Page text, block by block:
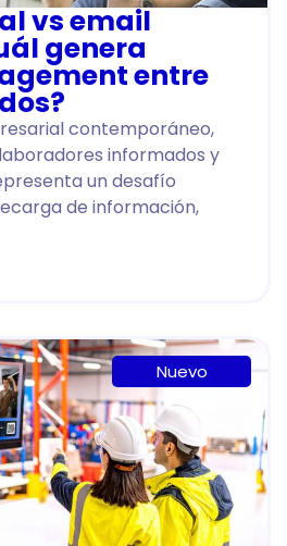
vs email
genera
entre
contemporáneo,
informados y
un desafío
de información,
Nuevo